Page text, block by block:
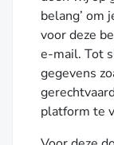
belang’ om
voor deze
e-mail. Tot
gegevens
platform te